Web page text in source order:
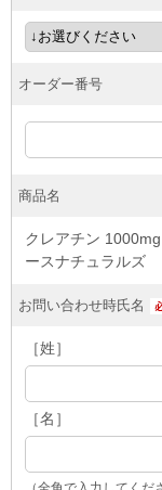
オーダー番号
商品名
クレアチン
ースナチュラルズ
お問い合わせ時氏名
［姓］
［名］